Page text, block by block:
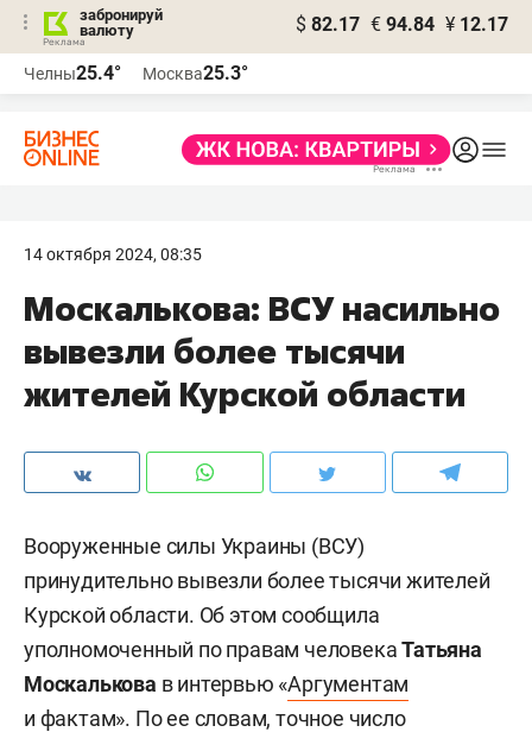
забронируй
валюту
$ 82.17 € 94.84 ¥ 12.17
Челны25.4° Москва25.3°
14 октября 2024, 08:35
Москалькова: ВСУ насильно
вывезли более тысячи
жителей Курской области
Вооруженные силы Украины (ВСУ)
принудительно вывезли более тысячи жителей
Курской области. Об этом сообщила
уполномоченный по правам человекаТатьяна
Москалькова в интервью «Аргументам
и фактам». По ее словам, точное число